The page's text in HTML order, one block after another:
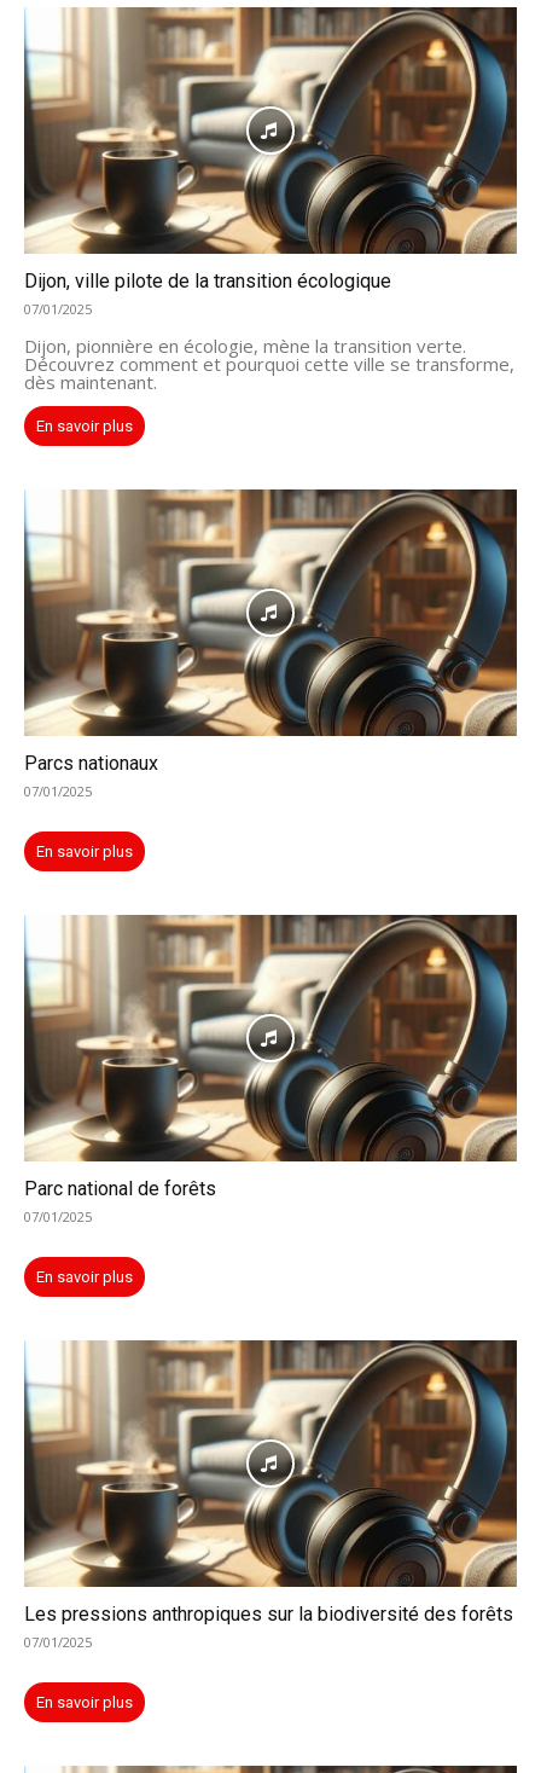
Dijon, ville pilote de la transition écologique
07/01/2025
Dijon, pionnière en écologie, mène la transition verte.
Découvrez comment et pourquoi cette ville se transforme,
dès maintenant.
En savoir plus
Parcs nationaux
07/01/2025
En savoir plus
Parc national de forêts
07/01/2025
En savoir plus
Les pressions anthropiques sur la biodiversité des forêts
07/01/2025
En savoir plus